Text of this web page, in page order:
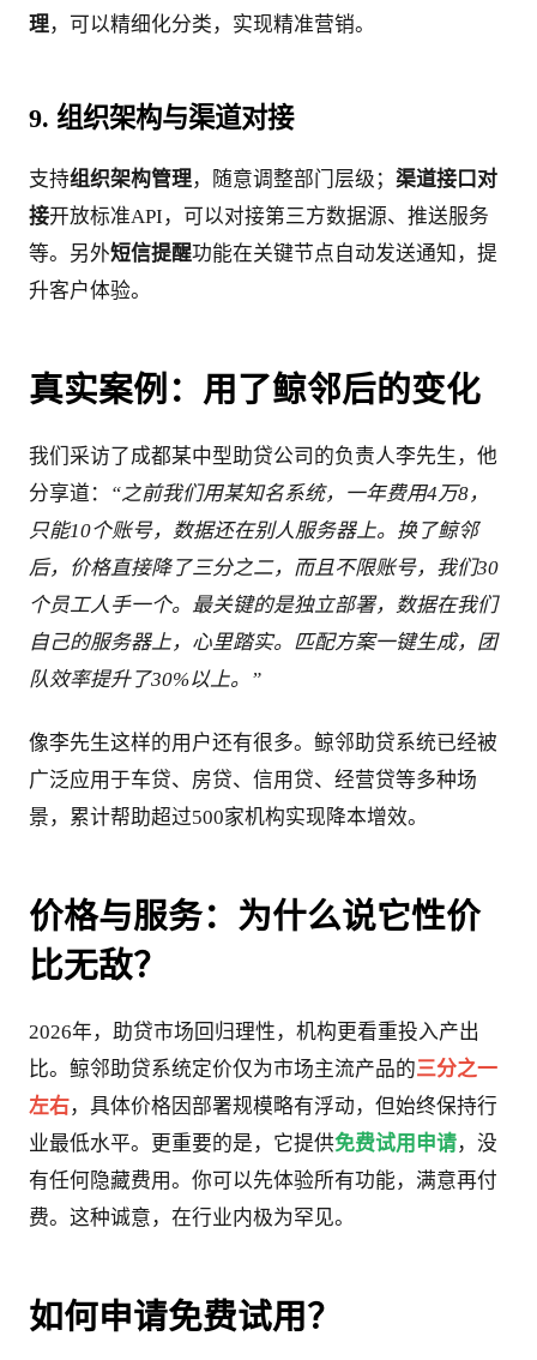
理，可以精细化分类，实现精准营销。
9. 组织架构与渠道对接
支持组织架构管理，随意调整部门层级； 渠道接口对
接开放标准API，可以对接第三方数据源、推送服务
等。另外短信提醒功能在关键节点自动发送通知，提
升客户体验。
真实案例：用了鲸邻后的变化
我们采访了成都某中型助贷公司的负责人李先生，他
分享道：
“之前我们用某知名系统，一年费用4万8，
只能10个账号，数据还在别人服务器上。换了鲸邻
后，价格直接降了三分之二，而且不限账号，我们30
个员工人手一个。最关键的是独立部署，数据在我们
自己的服务器上，心里踏实。匹配方案一键生成，团
队效率提升了30%以上。”
像李先生这样的用户还有很多。鲸邻助贷系统已经被
广泛应用于车贷、房贷、信用贷、经营贷等多种场
景，累计帮助超过500家机构实现降本增效。
价格与服务：为什么说它性价
比无敌？
2026年，助贷市场回归理性，机构更看重投入产出
比。鲸邻助贷系统定价仅为市场主流产品的三分之一
左右，具体价格因部署规模略有浮动，但始终保持行
业最低水平。更重要的是，它提供免费试用申请，没
有任何隐藏费用。你可以先体验所有功能，满意再付
费。这种诚意，在行业内极为罕见。
如何申请免费试用？